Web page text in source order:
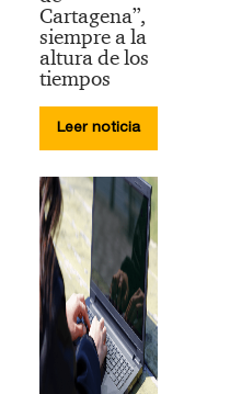
Cartagena”,
siempre a la
altura de los
tiempos
Leer noticia